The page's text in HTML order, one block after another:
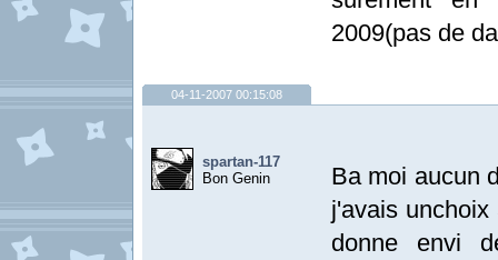
2009(pas de
04-11-2007 00:15:08
spartan-117
Bon Genin
Ba moi aucun
j'avais
donne envi